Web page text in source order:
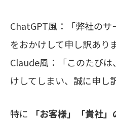
ChatGPT風：「弊社の
をおかけして申し訳あり
Claude風：「このたび
けしてしまい、誠に申し
特に
「お客様」「貴社